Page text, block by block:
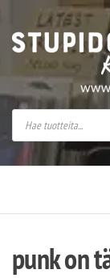
Stupido
punk on